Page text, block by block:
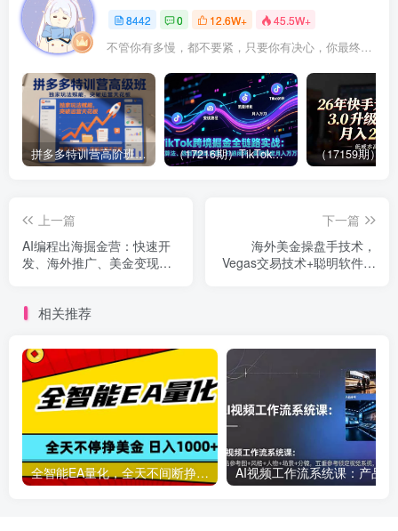
8442 0 12.6W+ 45.5W+
不管你有多慢，都不要紧，只要你有决心，你最终都会到达想去的地方
拼多多特训营高阶班，独家玩法赋能，突破运营天花板（更新26年1月） （17216期）TikTok跨境掘金全链路实战：从算法、选品到团队管理，打通闭环，实现稳定月入万刀
上一篇
AI编程出海掘金营：快速开
发、海外推广、美金变现，
下一篇
海外美金操盘手技术，
Vegas交易技术+聪明软件，
相关推荐
全智能EA量化，全天不间断挣美金，，小白轻松操作，日入1000+